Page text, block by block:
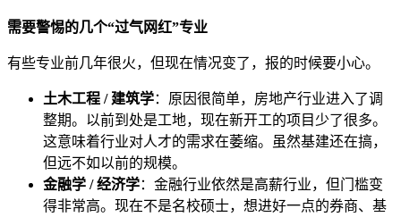
需要警惕的几个“过气网红”专业
有些专业前几年很火，但现在情况变了，报的时候要小心。
土木工程 / 建筑学：原因很简单，房地产行业进入了调
整期。以前到处是工地，现在新开工的项目少了很多。
这意味着行业对人才的需求在萎缩。虽然基建还在搞，
但远不如以前的规模。
金融学 / 经济学：金融行业依然是高薪行业，但门槛变
得非常高。现在不是名校硕士，想进好一点的券商、基